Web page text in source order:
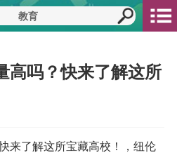
高吗？快来了解这所
来了解这所宝藏高校！，纽伦